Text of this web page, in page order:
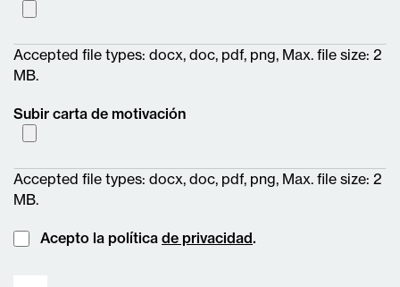
Accepted file types: docx, doc, pdf, png, Max. file size: 2
MB.
Subir carta de motivación
Accepted file types: docx, doc, pdf, png, Max. file size: 2
MB.
Instemming
Acepto la política de privacidad.